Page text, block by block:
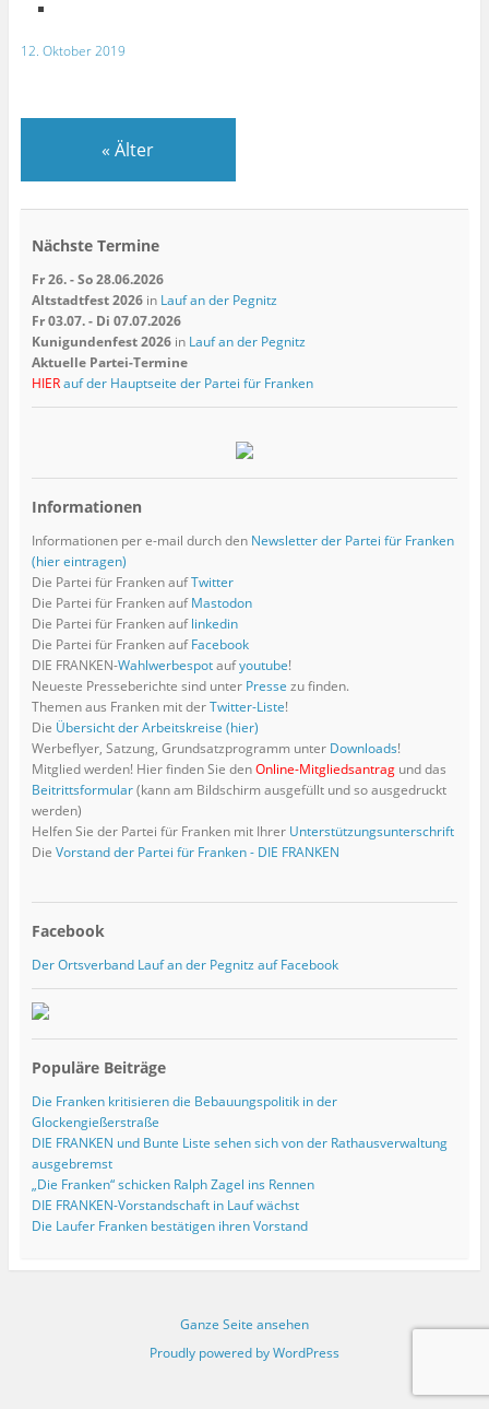
12. Oktober 2019
« Älter
Nächste Termine
Fr 26. - So 28.06.2026
Altstadtfest 2026in Lauf an der Pegnitz
Fr 03.07. - Di 07.07.2026
Kunigundenfest 2026in Lauf an der Pegnitz
Aktuelle Partei-Termine
HIERauf der Hauptseite der Partei für Franken
Informationen
Informationen per e-mail durch den Newsletter der Partei für Franken
(hier eintragen)
Die Partei für Franken aufTwitter
Die Partei für Franken aufMastodon
Die Partei für Franken auflinkedin
Die Partei für Franken aufFacebook
DIE FRANKEN-Wahlwerbespotaufyoutube!
Neueste Presseberichte sind unter Presse zu finden.
Themen aus Franken mit derTwitter-Liste!
Die Übersicht der Arbeitskreise (hier)
Werbeflyer, Satzung, Grundsatzprogramm unter Downloads!
Mitglied werden! Hier finden Sie denOnline-Mitgliedsantragund das
Beitrittsformular(kann am Bildschirm ausgefüllt und so ausgedruckt
werden)
Helfen Sie der Partei für Franken mit Ihrer Unterstützungsunterschrift
Die Vorstand der Partei für Franken - DIE FRANKEN
Facebook
Der Ortsverband Lauf an der Pegnitz auf Facebook
Populäre Beiträge
Die Franken kritisieren die Bebauungspolitik in der
Glockengießerstraße
DIE FRANKEN und Bunte Liste sehen sich von der Rathausverwaltung
ausgebremst
„Die Franken“ schicken Ralph Zagel ins Rennen
DIE FRANKEN-Vorstandschaft in Lauf wächst
Die Laufer Franken bestätigen ihren Vorstand
Ganze Seite ansehen
Proudly powered by WordPress